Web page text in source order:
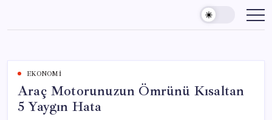
content
EKONOMI
Araç Motorunuzun Ömrünü Kısaltan
5 Yaygın Hata